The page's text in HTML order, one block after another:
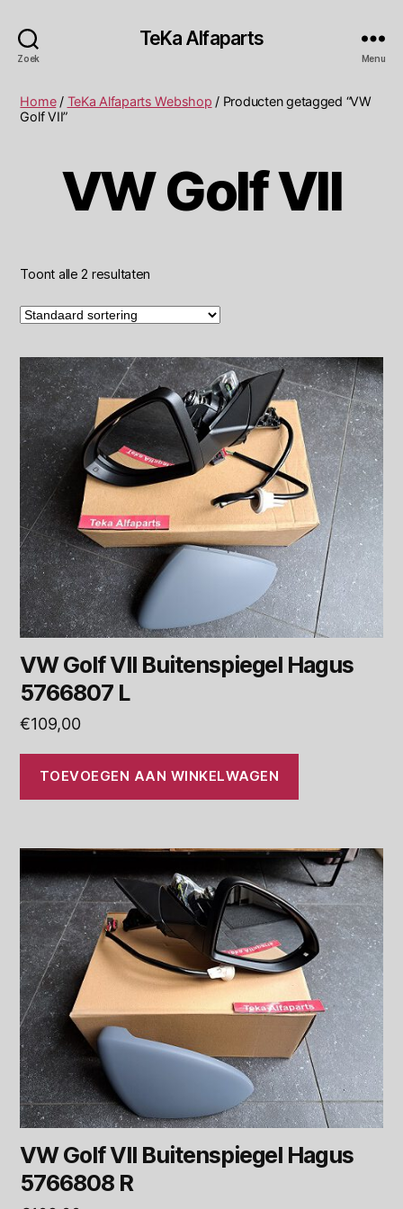
Zoek
TeKa Alfaparts
Menu
Home/ TeKa Alfaparts Webshop / Producten getagged “VW
Golf VII”
VW Golf VII
Toont alle 2 resultaten
VW Golf VII Buitenspiegel Hagus
5766807 L
€109,00
TOEVOEGEN AAN WINKELWAGEN
VW Golf VII Buitenspiegel Hagus
5766808 R